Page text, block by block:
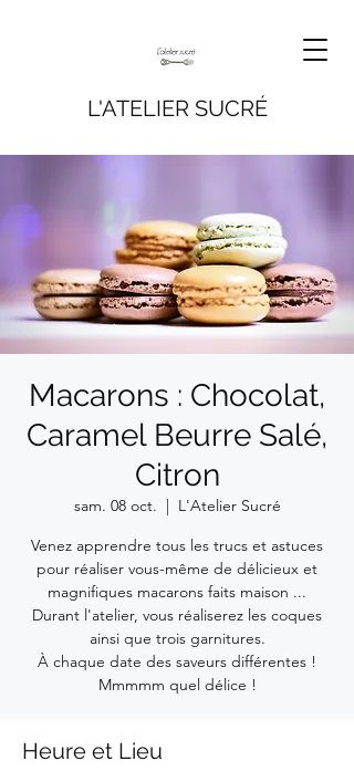
L'ATELIER SUCRÉ
Macarons : Chocolat,
Caramel Beurre Salé,
Citron
sam. 08 oct.
  |
L'Atelier Sucré
Venez apprendre tous les trucs et astuces
pour réaliser vous-même de délicieux et
magnifiques macarons faits maison ...
Durant l'atelier, vous réaliserez les coques
ainsi que trois garnitures.
À chaque date des saveurs différentes !
Mmmmm quel délice !
Heure et Lieu